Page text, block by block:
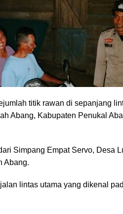
titik rawan di sepanjang
Abang, Kabupaten Penukal
Simpang Empat Servo, Desa
Abang.
lintas utama yang dikenal